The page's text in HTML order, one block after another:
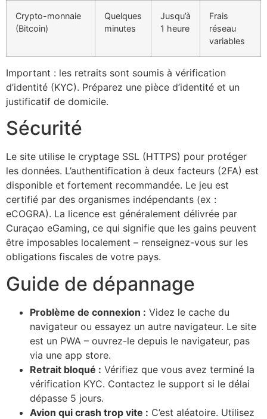
Crypto-monnaie
(Bitcoin)
Quelques
minutes
Jusqu’à
1 heure
Frais
réseau
variables
Important : les retraits sont soumis à vérification
d’identité (KYC). Préparez une pièce d’identité et un
justificatif de domicile.
Sécurité
Le site utilise le cryptage SSL (HTTPS) pour protéger
les données. L’authentification à deux facteurs (2FA) est
disponible et fortement recommandée. Le jeu est
certifié par des organismes indépendants (ex :
eCOGRA). La licence est généralement délivrée par
Curaçao eGaming, ce qui signifie que les gains peuvent
être imposables localement – renseignez-vous sur les
obligations fiscales de votre pays.
Guide de dépannage
Problème de connexion : Videz le cache du
navigateur ou essayez un autre navigateur. Le site
est un PWA – ouvrez-le depuis le navigateur, pas
via une app store.
Retrait bloqué : Vérifiez que vous avez terminé la
vérification KYC. Contactez le support si le délai
dépasse 5 jours.
Avion qui crash trop vite : C’est aléatoire. Utilisez